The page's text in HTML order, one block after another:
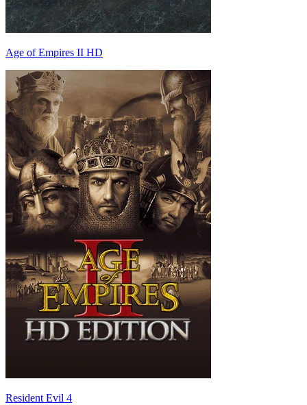
Age of Empires II HD
Resident Evil 4